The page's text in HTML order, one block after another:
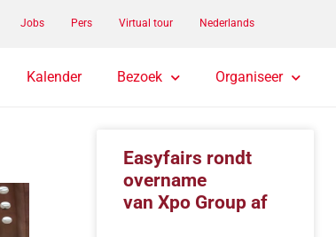
Jobs Pers Virtual tour Nederlands
Kalender Bezoek Organiseer
Easyfairs rondt
overname
van Xpo Group af